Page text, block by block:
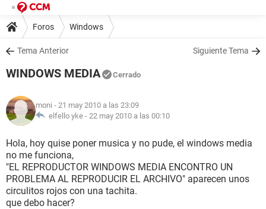
Foros Windows
Tema Anterior Siguiente Tema
WINDOWS MEDIA Cerrado
moni - 21 may 2010 a las 23:09
elfello yke - 22 may 2010 a las 00:10
Hola, hoy quise poner musica y no pude, el windows media
no me funciona,
"EL REPRODUCTOR WINDOWS MEDIA ENCONTRO UN
PROBLEMA AL REPRODUCIR EL ARCHIVO" aparecen unos
circulitos rojos con una tachita.
que debo hacer?